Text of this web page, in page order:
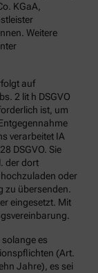
KGaA,
Weitere
auf
2 lit h DSGVO
ist, um
verarbeitet IA
DSGVO. Sie
der dort
oder
zu übersenden.
eingesetzt. Mit
es
(Art.
Jahre), es sei